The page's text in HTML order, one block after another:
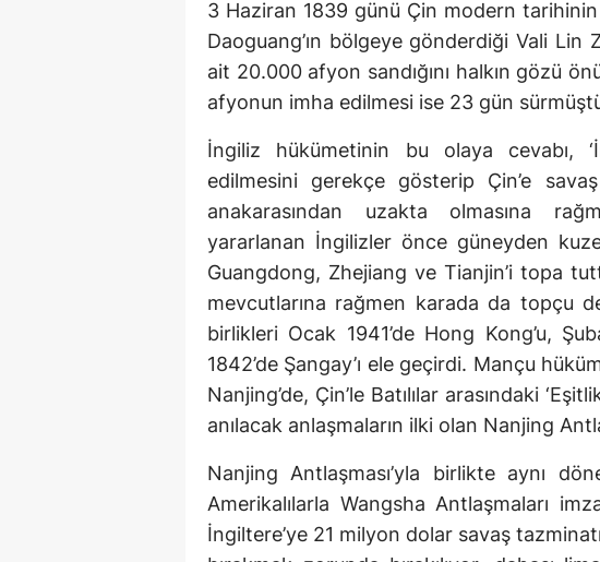
3 Haziran 1839 günü Çin modern
Daoguang’ın bölgeye gönderdiği Vali Lin
ait 20.000 afyon sandığını halkın gözü
afyonun imha edilmesi ise 23 gün
İngiliz hükümetinin bu olaya cevabı,
edilmesini gerekçe gösterip Çin’e
anakarasından uzakta olmasına
yararlanan İngilizler önce güneyden
Guangdong, Zhejiang ve Tianjin’i topa
mevcutlarına rağmen karada da topçu
birlikleri Ocak 1941’de Hong Kong’u,
1842’de Şangay’ı ele geçirdi. Mançu
Nanjing’de, Çin’le Batılılar arasındaki
anılacak anlaşmaların ilki olan Nanjing
Nanjing Antlaşması’yla birlikte aynı
Amerikalılarla Wangsha Antlaşmaları
İngiltere’ye 21 milyon dolar savaş